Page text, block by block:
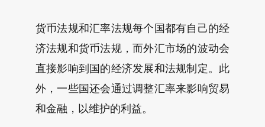
货币法规和汇率法规每个国都有自己的经
济法规和货币法规，而外汇市场的波动会
直接影响到国的经济发展和法规制定。此
外，一些国还会通过调整汇率来影响贸易
和金融，以维护的利益。